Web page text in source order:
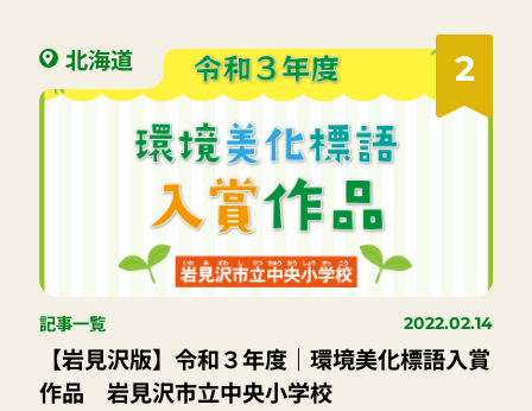
2
北海道
記事一覧 2022.02.14
【岩見沢版】令和３年度｜環境美化標語入賞
作品 岩見沢市立中央小学校